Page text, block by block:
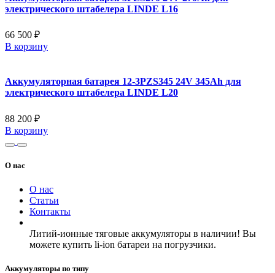
электрического штабелера LINDE L16
66 500 ₽
В корзину
Аккумуляторная батарея 12-3PZS345 24V 345Ah для
электрического штабелера LINDE L20
88 200 ₽
В корзину
О нас
О нас
Статьи
Контакты
Литий-ионные тяговые аккумуляторы в наличии! Вы
можете купить li-ion батареи на погрузчики.
Аккумуляторы по типу